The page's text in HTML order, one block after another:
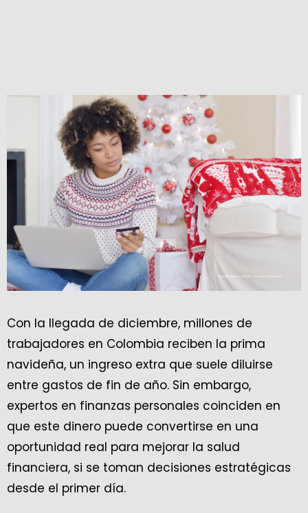
Con la llegada de diciembre, millones de
trabajadores en Colombia reciben la prima
navideña, un ingreso extra que suele diluirse
entre gastos de fin de año. Sin embargo,
expertos en finanzas personales coinciden en
que este dinero puede convertirse en una
oportunidad real para mejorar la salud
financiera, si se toman decisiones estratégicas
desde el primer día.